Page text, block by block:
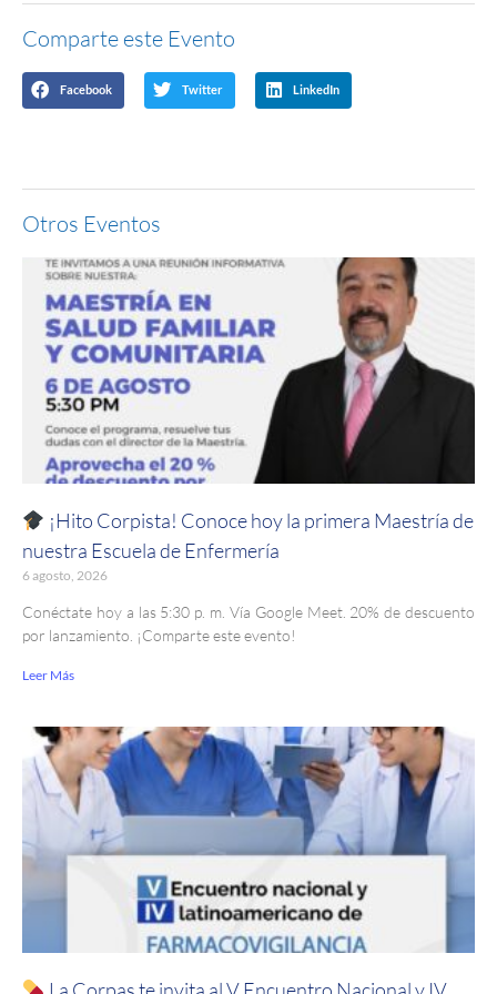
Comparte este Evento
Facebook Twitter LinkedIn
Otros Eventos
¡Hito Corpista! Conoce hoy la primera Maestría de
nuestra Escuela de Enfermería
6 agosto, 2026
Conéctate hoy a las 5:30 p. m. Vía Google Meet. 20% de descuento
por lanzamiento. ¡Comparte este evento!
Leer Más